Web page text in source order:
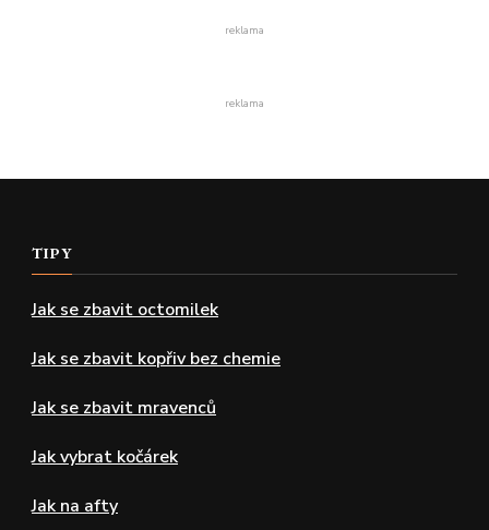
reklama
reklama
TIPY
Jak se zbavit octomilek
Jak se zbavit kopřiv bez chemie
Jak se zbavit mravenců
Jak vybrat kočárek
Jak na afty